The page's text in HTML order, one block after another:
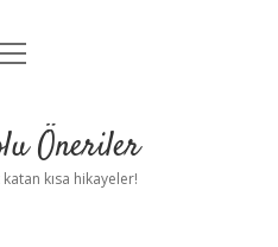
UyarıÖneriler
kısa hikayeler!